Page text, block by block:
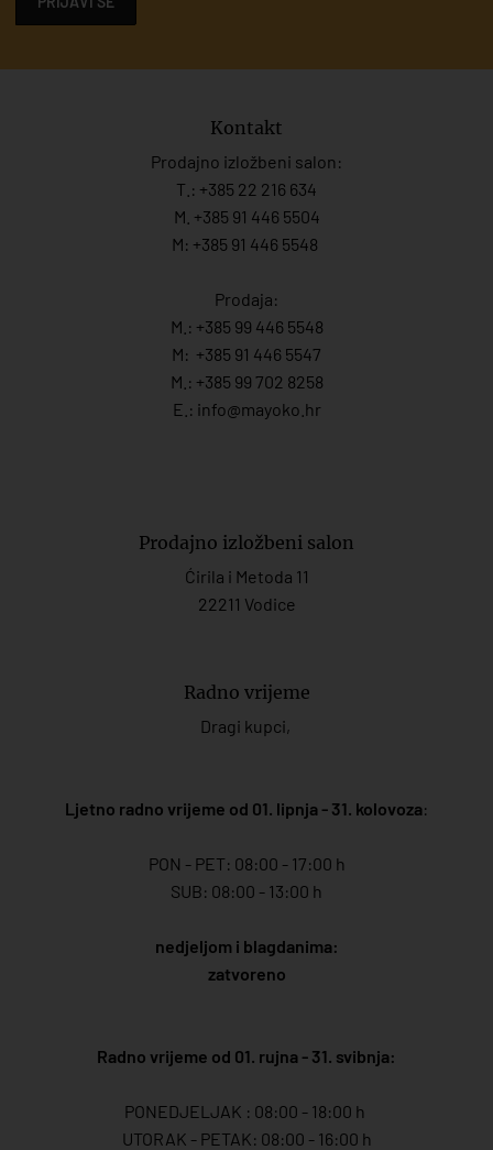
Kontakt
Prodajno izložbeni salon:
T.: +385 22 216 634
M. +385 91 446 5504
M: +385 91 446 5548
Prodaja:
M.: +385 99 446 5548
M: +385 91 446 5547
M.: +385 99 702 8258
E.: info@mayoko. hr
Prodajno izložbeni salon
Ćirila i Metoda 11
22211 Vodice
Radno vrijeme
Dragi kupci,
Ljetno radno vrijeme od 01. lipnja - 31. kolovoza:
PON - PET: 08:00 - 17:00 h
SUB: 08:00 - 13:00 h
nedjeljom i blagdanima:
zatvoreno
Radno vrijeme od 01. rujna - 31. svibnja:
PONEDJELJAK : 08:00 - 18:00 h
UTORAK - PETAK: 08:00 - 16:00 h